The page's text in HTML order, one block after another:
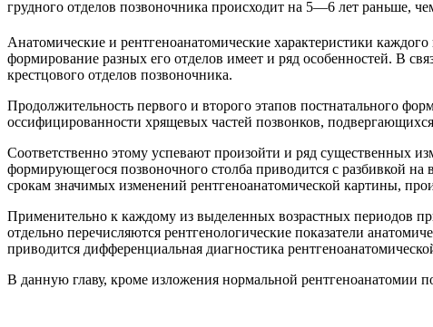
грудного отделов позвоночника происходит на 5—6 лет раньше,
Анатомические и рентгеноанатомические характеристики
формирование разных его отделов имеет и ряд особенностей. В
крестцового отделов позвоночника.
Продолжительность первого и второго этапов постнатального
оссифицированности хрящевых частей позвонков,
Соответственно этому успевают произойти и ряд существенных
формирующегося позвоночного столба приводится с разбивкой на
срокам значимых изменений рентгеноанатомической картины,
Применительно к каждому из выделенных возрастных периодов
отдельно перечисляются рентгенологические показатели
приводится дифференциальная диагностика
В данную главу, кроме изложения нормальной рентгеноанатомии